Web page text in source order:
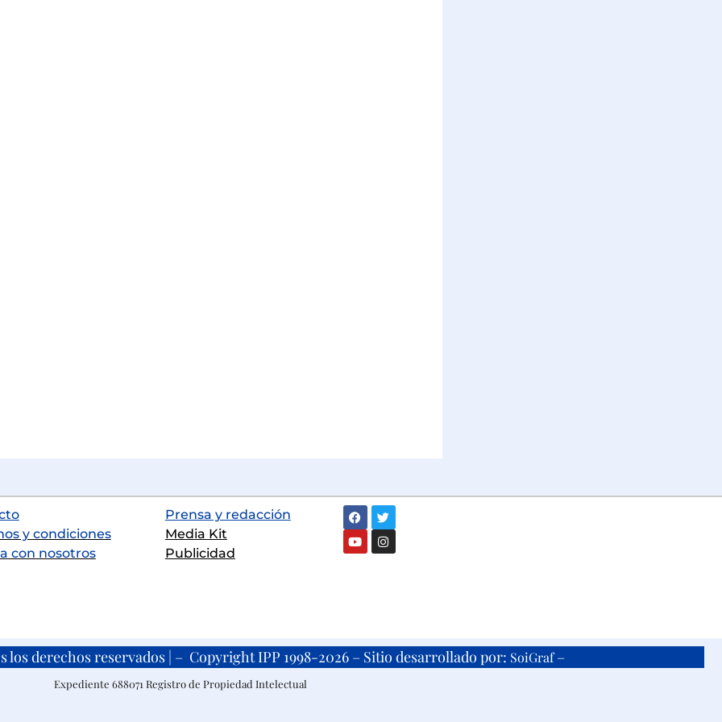
y condiciones
con nosotros
Prensa y redacción
Media Kit
Publicidad
los derechos reservados | – Copyright IPP 1998-2026 – Sitio desarrollado por: SoiGraf–
Expediente 688071 Registro de Propiedad Intelectual